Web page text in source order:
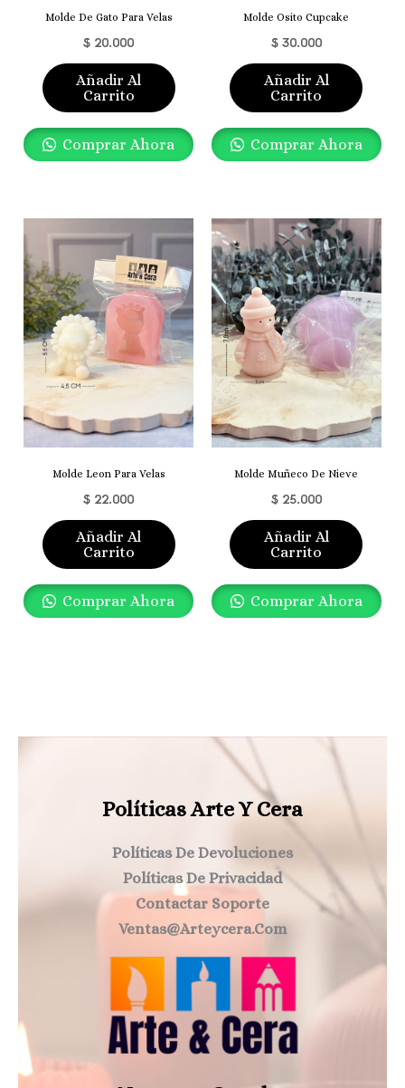
Molde De Gato Para Velas
$ 20.000
Añadir Al
Carrito
Comprar Ahora
Molde Osito Cupcake
$30.000
Añadir Al
Carrito
Comprar Ahora
Molde Leon Para Velas
$ 22.000
Añadir Al
Carrito
Comprar Ahora
Molde Muñeco De Nieve
$25.000
Añadir Al
Carrito
Comprar Ahora
Políticas Arte Y Cera
Políticas De Devoluciones
Políticas De Privacidad
Contactar Soporte
Ventas@arteycera.com